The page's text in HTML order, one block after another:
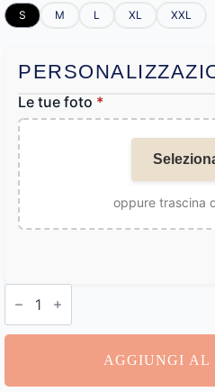
S M L XL XXL
Le tue foto *
oppure trascina
Mutande
Personalizzabile
quantità
AGGIUNGI AL